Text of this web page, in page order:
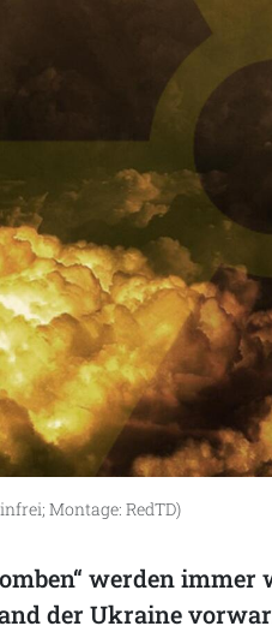
Montage: RedTD)
werden
der Ukraine